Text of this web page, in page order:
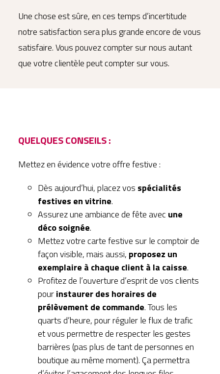
Une chose est sûre, en ces temps d’incertitude
notre satisfaction sera plus grande encore de vous
satisfaire. Vous pouvez compter sur nous autant
que votre clientèle peut compter sur vous.
QUELQUES CONSEILS :
Mettez en évidence votre offre festive :
Dès aujourd’hui, placez vos spécialités
festives en vitrine.
Assurez une ambiance de fête avec une
déco soignée.
Mettez votre carte festive sur le comptoir de
façon visible, mais aussi, proposez un
exemplaire à chaque client à la caisse.
Profitez de l’ouverture d’esprit de vos clients
pourinstaurer des horaires de
prélèvement de commande. Tous les
quarts d’heure, pour réguler le flux de trafic
et vous permettre de respecter les gestes
barrières (pas plus de tant de personnes en
boutique au même moment). Ça permettra